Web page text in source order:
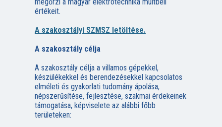
értékeit.
A szakosztályi SZMSZ letöltése.
A szakosztály célja
A szakosztály célja a villamos gépekkel,
készülékekkel és berendezésekkel kapcsolatos
elméleti és gyakorlati tudomány ápolása,
népszerűsítése, fejlesztése, szakmai érdekeinek
támogatása, képviselete az alábbi főbb
területeken: